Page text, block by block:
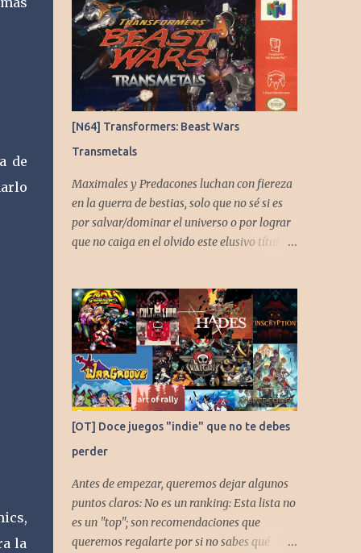
de
la
[N64] Transformers: Beast Wars
Transmetals
Maximales y Predacones luchan con fiereza
en la guerra de bestias, solo que no sé si es
por salvar/dominar el universo o por lograr
que no caiga en el olvido este elusivo título
[OT] Doce juegos "indie" que no te debes
perder
Antes de empezar, queremos dejar algunos
puntos claros: No es un ranking: Esta lista no
es un "top"; son recomendaciones que
queremos regalarte por si no sabes qué